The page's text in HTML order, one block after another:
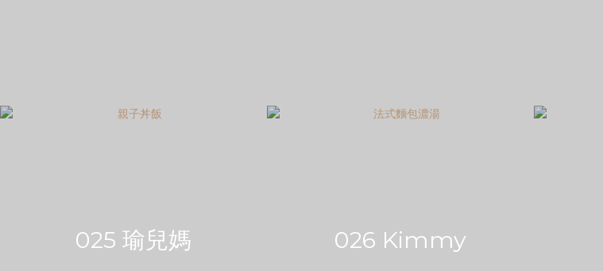
025 瑜兒媽 026 Kimmy